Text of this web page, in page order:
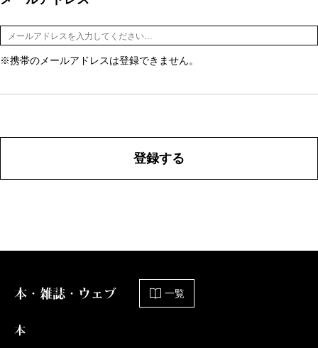
※携帯のメールアドレスは登録できません。
登録する
本・雑誌・ウェブ 一覧
本